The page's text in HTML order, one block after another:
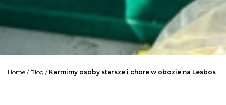
Home / Blog / Karmimy osoby starsze i chore w obozie na Lesbos